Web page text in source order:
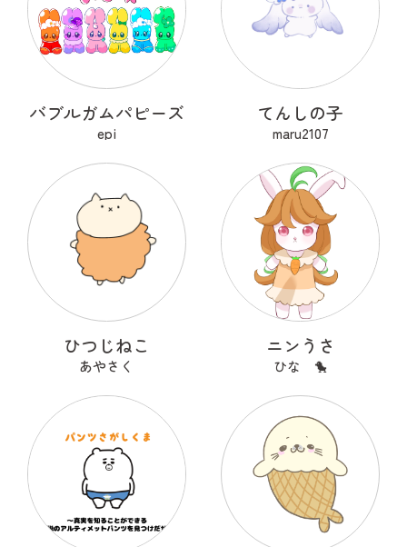
バブルガムパピーズ
epi
てんしの子
maru2107
ひつじねこ
あやさく
ニンうさ
ひな 🐤